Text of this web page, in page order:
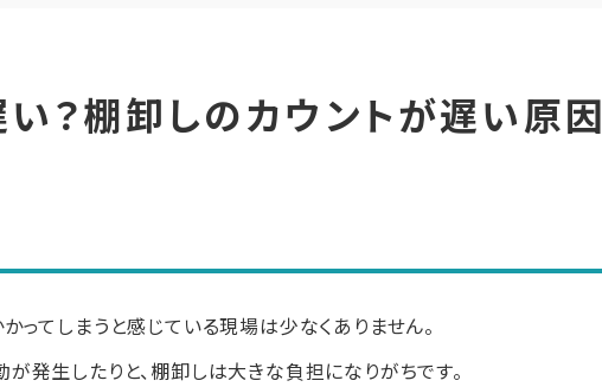
？棚卸しのカウントが遅い原因
てしまうと感じている現場は少なくありません。
発生したりと、棚卸しは大きな負担になりがちです。